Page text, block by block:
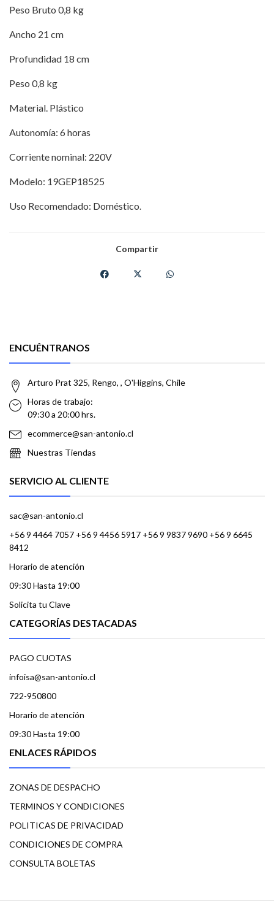
Peso Bruto 0,8 kg
Ancho 21 cm
Profundidad 18 cm
Peso 0,8 kg
Material. Plástico
Autonomía: 6 horas
Corriente nominal: 220V
Modelo: 19GEP18525
Uso Recomendado: Doméstico.
Compartir
ENCUÉNTRANOS
Arturo Prat 325, Rengo, , O'Higgins, Chile
Horas de trabajo:
09:30 a 20:00 hrs.
ecommerce@san-antonio.cl
Nuestras Tiendas
SERVICIO AL CLIENTE
sac@san-antonio.cl
+56 9 4464 7057 +56 9 4456 5917 +56 9 9837 9690 +56 9 6645
8412
Horario de atención
09:30 Hasta 19:00
Solicita tu Clave
CATEGORÍAS DESTACADAS
PAGO CUOTAS
infoisa@san-antonio.cl
722-950800
Horario de atención
09:30 Hasta 19:00
ENLACES RÁPIDOS
ZONAS DE DESPACHO
TERMINOS Y CONDICIONES
POLITICAS DE PRIVACIDAD
CONDICIONES DE COMPRA
CONSULTA BOLETAS